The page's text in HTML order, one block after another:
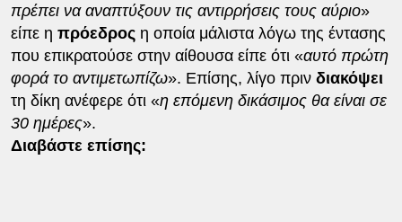
πρέπει να αναπτύξουν τις αντιρρήσεις τους αύριο»
είπε η πρόεδρος η οποία μάλιστα λόγω της έντασης
που επικρατούσε στην αίθουσα είπε ότι «αυτό πρώτη
φορά το αντιμετωπίζω». Επίσης, λίγο πριν διακόψει
τη δίκη ανέφερε ότι «η επόμενη δικάσιμος θα είναι σε
30 ημέρες».
Διαβάστε επίσης: